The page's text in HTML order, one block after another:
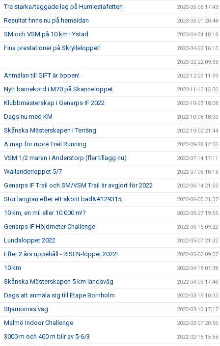
Tre starka/taggade lag på Humlestafetten 2023-05-06 17:43
Resultat finns nu på hemsidan 2023-05-01 20:48
SM och VSM på 10 km i Ystad 2023-04-24 10:18
Fina prestationer på Skrylleloppet! 2023-04-22 16:15
2023-02-22 09:35
Anmälan till GIFT är öppen! 2022-12-29 11:59
Nytt banrekord i M70 på Skanneloppet 2022-11-12 15:00
Klubbmästerskap i Genarps IF 2022 2022-10-23 18:08
Dags nu med KM 2022-10-08 18:00
Skånska Mästerskapen i Terräng 2022-10-02 21:44
A map for more Trail Running 2022-09-28 12:56
VSM 1/2 maran i Anderstorp (fler tillägg nu) 2022-07-14 17:11
Wallanderloppet 5/7 2022-07-06 10:15
Genarps IF Trail och SM/VSM Trail är avgjort för 2022 2022-06-14 21:53
Stor längtan efter ett skönt bad&#129315; 2022-06-05 21:37
10 km, en mil eller 10 000 m!? 2022-05-27 19:55
Genarps IF Höjdmeter Challenge 2022-05-15 09:22
Lundaloppet 2022 2022-05-07 21:32
Efter 2 års uppehåll - RISEN-loppet 2022! 2022-05-02 09:37
10 km 2022-04-18 07:38
Skånska Mästerskapen 5 km landsväg 2022-04-03 17:46
Dags att anmäla sig till Etape Bornholm 2022-03-19 10:33
Stjärnornas väg 2022-03-13 17:17
Malmö Indoor Challenge 2022-03-07 20:56
3000 m och 400 m blir av 5-6/3 2022-02-15 15:55